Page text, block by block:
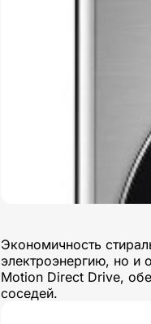
Экономичность
электроэнергию, но и
Motion Direct Drive,
соседей.